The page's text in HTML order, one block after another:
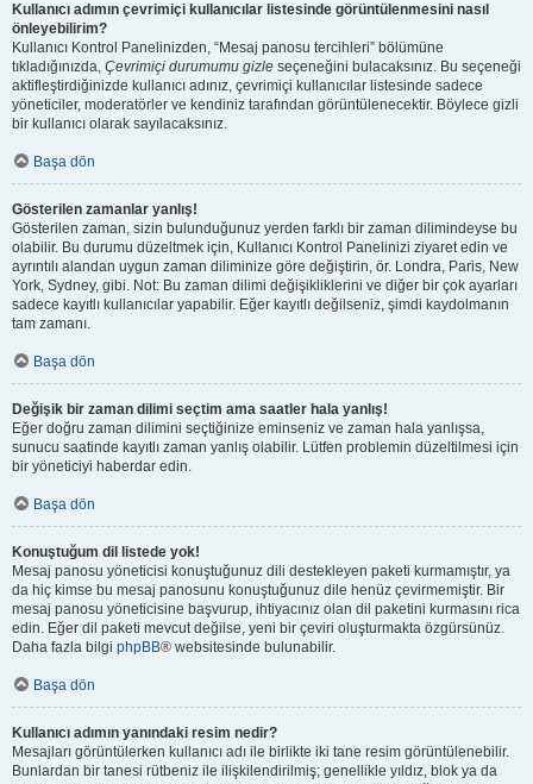
Kullanıcı adımın çevrimiçi kullanıcılar listesinde görüntülenmesini nasıl
önleyebilirim?
Kullanıcı Kontrol Panelinizden, “Mesaj panosu tercihleri” bölümüne
tıkladığınızda, Çevrimiçi durumumu gizle seçeneğini bulacaksınız. Bu seçeneği
aktifleştirdiğinizde kullanıcı adınız, çevrimiçi kullanıcılar listesinde sadece
yöneticiler, moderatörler ve kendiniz tarafından görüntülenecektir. Böylece gizli
bir kullanıcı olarak sayılacaksınız.
Başa dön
Gösterilen zamanlar yanlış!
Gösterilen zaman, sizin bulunduğunuz yerden farklı bir zaman dilimindeyse bu
olabilir. Bu durumu düzeltmek için, Kullanıcı Kontrol Panelinizi ziyaret edin ve
ayrıntılı alandan uygun zaman diliminize göre değiştirin, ör. Londra, Paris, New
York, Sydney, gibi. Not: Bu zaman dilimi değişikliklerini ve diğer bir çok ayarları
sadece kayıtlı kullanıcılar yapabilir. Eğer kayıtlı değilseniz, şimdi kaydolmanın
tam zamanı.
Başa dön
Değişik bir zaman dilimi seçtim ama saatler hala yanlış!
Eğer doğru zaman dilimini seçtiğinize eminseniz ve zaman hala yanlışsa,
sunucu saatinde kayıtlı zaman yanlış olabilir. Lütfen problemin düzeltilmesi için
bir yöneticiyi haberdar edin.
Başa dön
Konuştuğum dil listede yok!
Mesaj panosu yöneticisi konuştuğunuz dili destekleyen paketi kurmamıştır, ya
da hiç kimse bu mesaj panosunu konuştuğunuz dile henüz çevirmemiştir. Bir
mesaj panosu yöneticisine başvurup, ihtiyacınız olan dil paketini kurmasını rica
edin. Eğer dil paketi mevcut değilse, yeni bir çeviri oluşturmakta özgürsünüz.
Daha fazla bilgi phpBB® websitesinde bulunabilir.
Başa dön
Kullanıcı adımın yanındaki resim nedir?
Mesajları görüntülerken kullanıcı adı ile birlikte iki tane resim görüntülenebilir.
Bunlardan bir tanesi rütbeniz ile ilişkilendirilmiş; genellikle yıldız, blok ya da